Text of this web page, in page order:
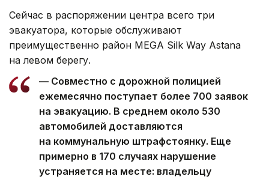
Сейчас в распоряжении центра всего три
эвакуатора, которые обслуживают
преимущественно район MEGA Silk Way Astana
на левом берегу.
— Совместно с дорожной полицией
ежемесячно поступает более 700 заявок
на эвакуацию. В среднем около 530
автомобилей доставляются
на коммунальную штрафстоянку. Еще
примерно в 170 случаях нарушение
устраняется на месте: владельцу